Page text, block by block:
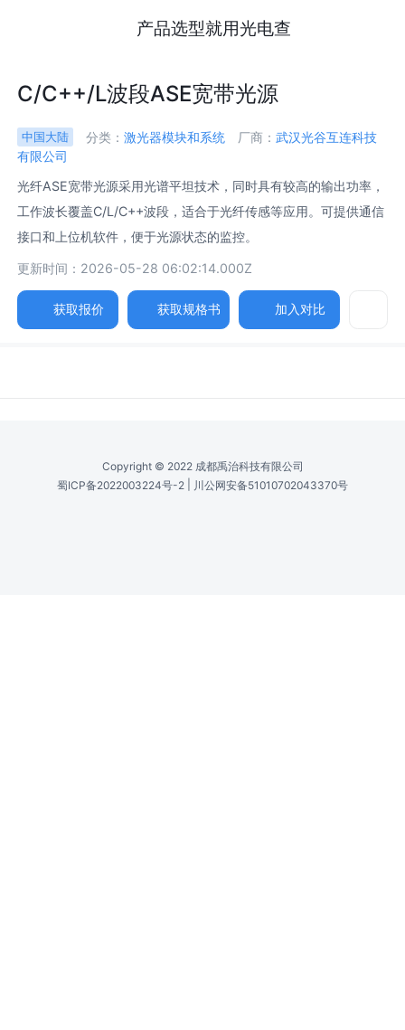
产品选型就用光电查
C/C++/L波段ASE宽带光源
中国大陆 分类： 激光器模块和系统 厂商：武汉光谷互连科技
有限公司
光纤ASE宽带光源采用光谱平坦技术，同时具有较高的输出功率，
工作波长覆盖C/L/C++波段，适合于光纤传感等应用。可提供通信
接口和上位机软件，便于光源状态的监控。
更新时间：2026-05-28 06:02:14.000Z
获取报价 获取规格书 加入对比
Copyright © 2022 成都禹治科技有限公司
蜀ICP备2022003224号-2
川公网安备51010702043370号